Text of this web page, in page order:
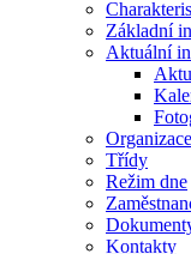
Základní
Aktuální
Třídy
Režim dne
Kontakty